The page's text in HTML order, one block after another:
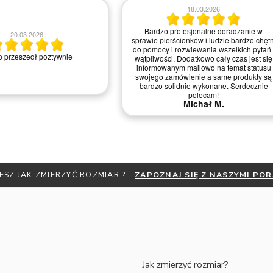
bardzo pomocna obsługa w
telefonicznym.
06.05.2026
Dzień dobry Chciałabym Państwu a w
szczególności Pani *** z salonu z Krakowa
podziękować za świetną komunikację,
indywidualne podejście oraz życzliwość
jaką Pani *** cechowała się przez cały
proces produkcji naszych obrączek.
Dziękujemy za doradztwo! Wyszły piękne,
zarówno grawer. Jesteśmy ogromnie
zadowoleni. Dziękujemy i pozdrawiamy
serdecznie Malwina Wiśniewska Łukasz
Deluga
JAK ZMIERZYĆ ROZMIAR ? - ZAPOZNAJ SIĘ Z NASZYMI
Jak zmierzyć rozmiar?